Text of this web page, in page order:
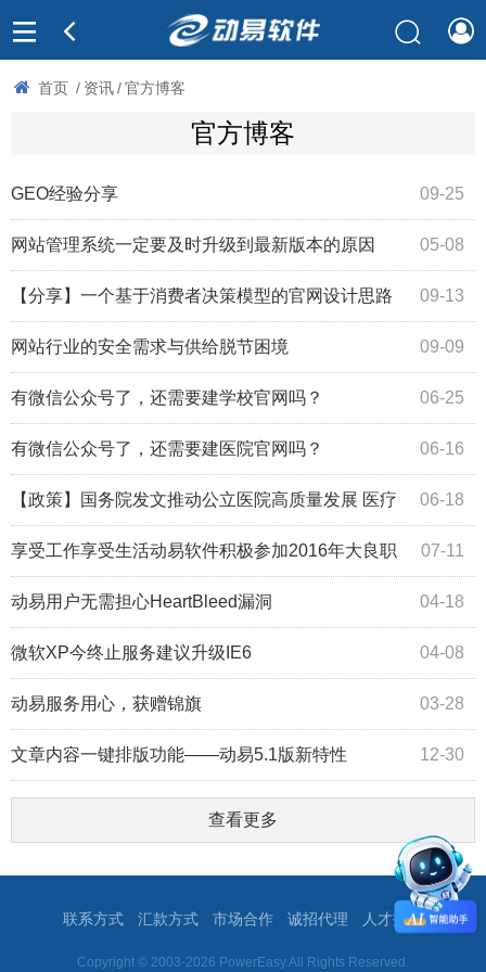
首页 / 资讯 / 官方博客
官方博客
09-25
GEO经验分享
05-08
网站管理系统一定要及时升级到最新版本的原因
09-13
【分享】一个基于消费者决策模型的官网设计思路
09-09
网站行业的安全需求与供给脱节困境
06-25
有微信公众号了，还需要建学校官网吗？
06-16
有微信公众号了，还需要建医院官网吗？
06-18
【政策】国务院发文推动公立医院高质量发展 医疗
信息化将提速 07-11
享受工作享受生活动易软件积极参加2016年大良职
工体育节 04-18
动易用户无需担心HeartBleed漏洞
04-08
微软XP今终止服务建议升级IE6
03-28
动易服务用心，获赠锦旗
12-30
文章内容一键排版功能——动易5.1版新特性
查看更多
联系方式 汇款方式 市场合作 诚招代理 人才招聘
Copyright © 2003-2026 PowerEasy.All Rights Reserved.